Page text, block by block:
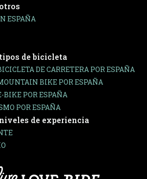
ESPAÑA
de bicicleta
DE CARRETERA POR ESPAÑA
BIKE POR ESPAÑA
BIKE POR ESPAÑA
POR ESPAÑA
de experiencia